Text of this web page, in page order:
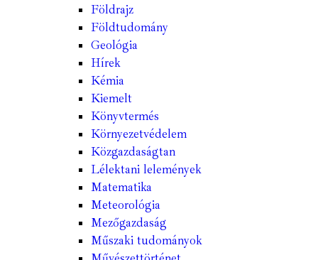
Földrajz
Földtudomány
Geológia
Hírek
Kémia
Kiemelt
Könyvtermés
Környezetvédelem
Közgazdaságtan
Lélektani lelemények
Matematika
Meteorológia
Mezőgazdaság
Műszaki tudományok